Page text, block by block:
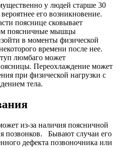
у людей старше 30
его возникновение.
пояснице сковывает
поясничные мышцы
в моменты физической
времени после нее.
люмбаго может
Переохлаждение может
при физической нагрузки с
тела.
из-за наличия поясничной
позвонков. Бывают случаи его
дефекта позвоночника или